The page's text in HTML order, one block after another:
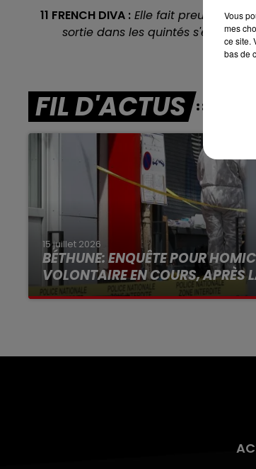
11 FRENCH DIVA : Elle fait preuve
sortie dans les quintés s'est
FIL D'ACTUS
15 juillet 2026
BÉTHUNE: ENQUÊTE POUR
VOLONTAIRE EN COURS, APRÈS
Selon les premiers éléments, le
Vous
mes
ce site.
bas de